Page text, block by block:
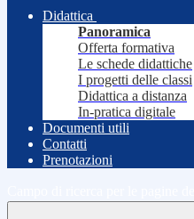
Didattica
Panoramica
Offerta formativa
Le schede didattiche
I progetti delle classi
Didattica a distanza
In-pratica digitale
Documenti utili
Contatti
Prenotazioni